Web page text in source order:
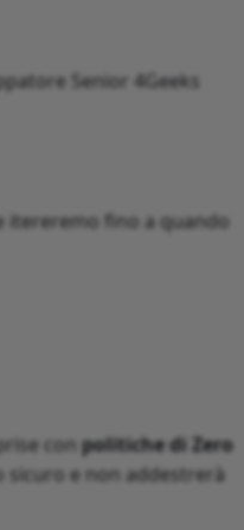
Senior 4Geeks
itereremo fino a quando
con politiche di Zero
sicuro e non addestrerà